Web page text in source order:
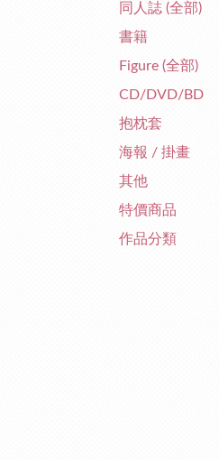
同人誌 (全部)
書籍
Figure (全部)
CD/DVD/BD
抱枕套
海報 / 掛畫
其他
特價商品
作品分類